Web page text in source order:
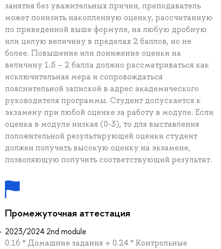
занятия без уважительных причин, преподаватель
может понизить накопленную оценку, рассчитанную
по приведенной выше формуле, на любую дробную
или целую величину в пределах 2 баллов, но не
более. Повышение или понижение оценки на
величину 1.5 – 2 балла должно рассматриваться как
исключительная мера и сопровождаться
пояснительной запиской в адрес академического
руководителя программы. Студент допускается к
экзамену при любой оценке за работу в модуле. Если
оценка в модуле низкая (0-3), то для выставления
положительной результирующей оценки студент
должен получить высокую оценку на экзамене,
позволяющую получить соответствующий результат.
Промежуточная аттестация
2023/2024 2nd module
0.16 * Домашние задания + 0.24 * Контрольные